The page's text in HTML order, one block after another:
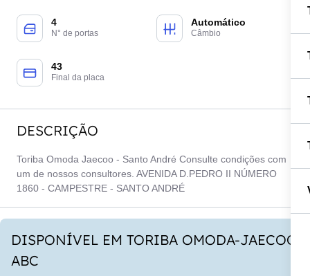
4
N° de portas
Automático
Câmbio
43
Final da placa
DESCRIÇÃO
Toriba Omoda Jaecoo - Santo André Consulte condições com
um de nossos consultores. AVENIDA D.PEDRO II NÚMERO
1860 - CAMPESTRE - SANTO ANDRÉ
DISPONÍVEL EM TORIBA OMODA-JAECOO
ABC